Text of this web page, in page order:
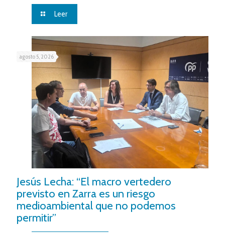
Leer
agosto 5, 2026
Jesús Lecha: “El macro vertedero
previsto en Zarra es un riesgo
medioambiental que no podemos
permitir”